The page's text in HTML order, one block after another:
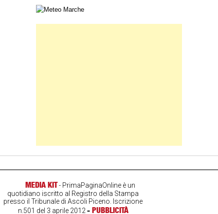
Carta meteorologica delle Marche
MEDIA KIT- PrimaPaginaOnline è un
quotidiano iscritto al Registro della Stampa
presso il Tribunale di Ascoli Piceno. Iscrizione
n.501 del 3 aprile 2012- PUBBLICITÀ